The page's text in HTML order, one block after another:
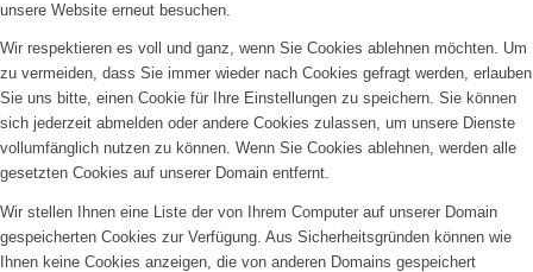
unsere Website erneut besuchen.
Wir respektieren es voll und ganz, wenn Sie Cookies ablehnen möchten. Um
zu vermeiden, dass Sie immer wieder nach Cookies gefragt werden, erlauben
Sie uns bitte, einen Cookie für Ihre Einstellungen zu speichern. Sie können
sich jederzeit abmelden oder andere Cookies zulassen, um unsere Dienste
vollumfänglich nutzen zu können. Wenn Sie Cookies ablehnen, werden alle
gesetzten Cookies auf unserer Domain entfernt.
Wir stellen Ihnen eine Liste der von Ihrem Computer auf unserer Domain
gespeicherten Cookies zur Verfügung. Aus Sicherheitsgründen können wie
Ihnen keine Cookies anzeigen, die von anderen Domains gespeichert